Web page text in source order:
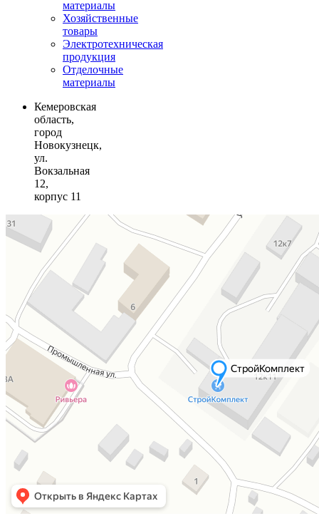
материалы
Хозяйственные
товары
Электротехническая
продукция
Отделочные
материалы
Кемеровская
область,
город
Новокузнецк,
ул.
Вокзальная
12,
корпус 11